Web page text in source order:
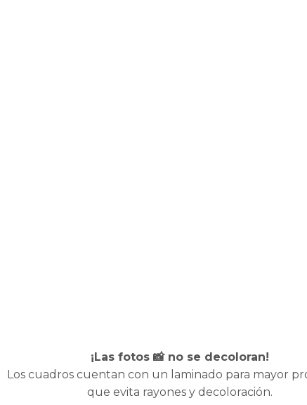
¡Las fotos 📸 no se decoloran!
Los cuadros cuentan con un laminado para mayor
que evita rayones y decoloración.